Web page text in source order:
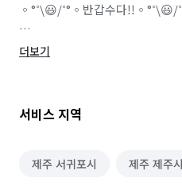
◦°˚\😃/˚°◦반갑수다!!◦°˚\😃/
정말 청소에 대한 애착이 있는 직
구성되어있어 청소결 과물에 대한
앞장서겠습니다
더보기
서비스 지역
제주 서귀포시 제주 제주시